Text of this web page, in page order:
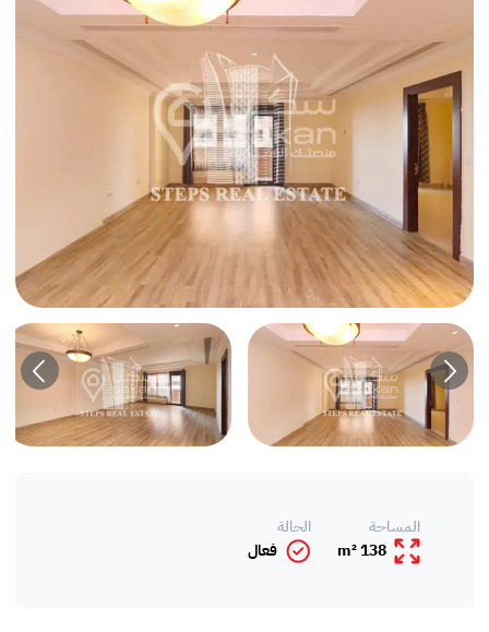
المساحة
138 m²
الحالة
فعال